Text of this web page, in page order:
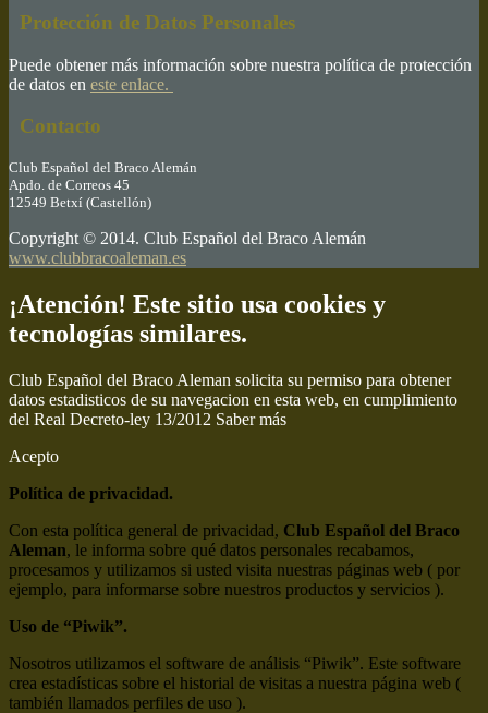
Protección de Datos Personales
Puede obtener más información sobre nuestra política de protección
de datos en este enlace.
Contacto
Club Español del Braco Alemán
Apdo. de Correos 45
12549 Betxí (Castellón)
Copyright © 2014. Club Español del Braco Alemán
www.clubbracoaleman.es
¡Atención! Este sitio usa cookies y
tecnologías similares.
Club Español del Braco Aleman solicita su permiso para obtener
datos estadisticos de su navegacion en esta web, en cumplimiento
del Real Decreto-ley 13/2012 Saber más
Acepto
Política de privacidad.
Con esta política general de privacidad, Club Español del Braco
Aleman, le informa sobre qué datos personales recabamos,
procesamos y utilizamos si usted visita nuestras páginas web ( por
ejemplo, para informarse sobre nuestros productos y servicios ).
Uso de “Piwik”.
Nosotros utilizamos el software de análisis “Piwik”. Este software
crea estadísticas sobre el historial de visitas a nuestra página web (
también llamados perfiles de uso ).